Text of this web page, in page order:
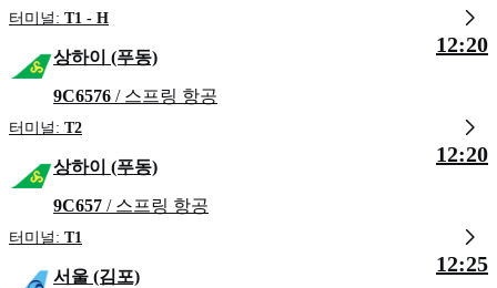
터미널: T1 - H
상하이 (푸동)
9C6576 / 스프링 항공
터미널: T2
12:20
상하이 (푸동)
9C657 / 스프링 항공
터미널: T1
12:20
서울 (김포)
12:25